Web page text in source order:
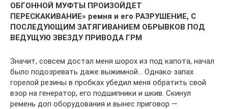
ОБГОННОЙ МУФТЫ ПРОИЗОЙДЕТ
ПЕРЕСКАКИВАНИЕ» ремня и его РАЗРУШЕНИЕ, С
ПОСЛЕДУЮЩИМ ЗАТЯГИВАНИЕМ ОБРЫВКОВ ПОД
ВЕДУЩУЮ ЗВЕЗДУ ПРИВОДА ГРМ
Значит, совсем достал меня шорох из под капота, начал
было подозревать даже выжимной… Однако запах
горелой резины в пробках убедил меня обратить свой
взор на генератор, его подшипники и шкив. Скинул
ремень доп оборудования и вынес приговор —